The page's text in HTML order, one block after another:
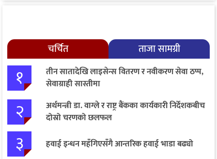
चर्चित ताजा सामग्री
१
तीन सातादेखि लाइसेन्स वितरण र नवीकरण सेवा ठप्प,
सेवाग्राही सास्तीमा
२
अर्थमन्त्री डा. वाग्ले र राष्ट्र बैंकका कार्यकारी निर्देशकबीच
दोस्रो चरणको छलफल
३ हवाई इन्धन महँगिएसँगै आन्तरिक हवाई भाडा बढ्यो